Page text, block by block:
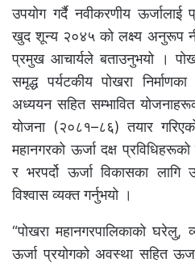
उपयोग गर्दै नवीकरणीय ऊर्जालाई
खुद शून्य २०४५ को लक्ष्य अनुरूप
प्रमुख आचार्यले बताउनुभयो ।
समृद्ध पर्यटकीय पोखरा
अध्ययन सहित सम्भावित
योजना (२०८१–८६) तयार
महानगरको ऊर्जा दक्ष
र भरपर्दो ऊर्जा विकासका लागि
विश्वास व्यक्त गर्नुभयो ।
“पोखरा महानगरपालिकाको घरेलु,
ऊर्जा प्रयोगको अवस्था सहित